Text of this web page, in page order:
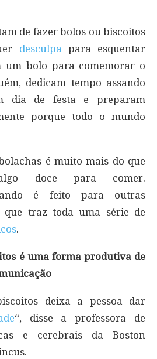
de fazer bolos ou biscoitos
desculpa para esquentar
um bolo para comemorar o
dedicam tempo assando
dia de festa e preparam
porque todo o mundo
é muito mais do que
doce para comer.
é feito para outras
que traz toda uma série de
.
é uma forma produtiva de
deixa a pessoa dar
“, disse a professora de
e cerebrais da Boston